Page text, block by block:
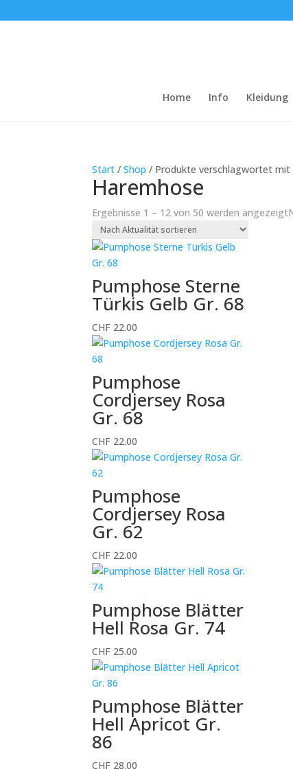
Home Info Kleidung
Start /Shop / Produkte verschlagwortet mit
Haremhose
Ergebnisse 1 – 12 von 50 werden angezeigt
Pumphose Sterne
Türkis Gelb Gr. 68
CHF 22.00
Pumphose
Cordjersey Rosa
Gr. 68
CHF 22.00
Pumphose
Cordjersey Rosa
Gr. 62
CHF 22.00
Pumphose Blätter
Hell Rosa Gr. 74
CHF 25.00
Pumphose Blätter
Hell Apricot Gr.
86
CHF 28.00